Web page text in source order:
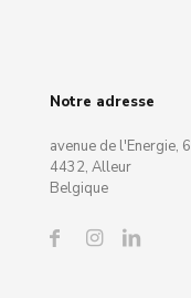
Notre adresse
avenue de l'Energie, 6
4432, Alleur
Belgique